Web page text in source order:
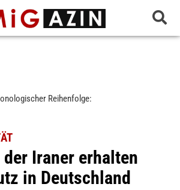
Reihenfolge:
Iraner erhalten
in Deutschland